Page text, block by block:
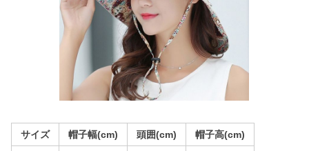
サイズ 帽子幅(cm) 頭囲(cm) 帽子高(cm)